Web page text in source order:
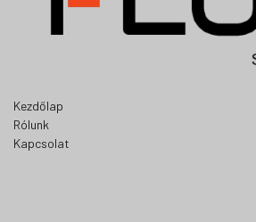
Kezdőlap
Rólunk
Kapcsolat